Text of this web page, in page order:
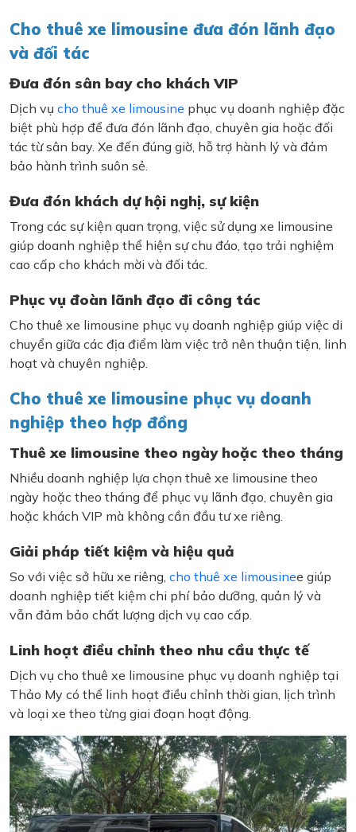
Cho thuê xe limousine đưa đón lãnh đạo
và đối tác
Đưa đón sân bay cho khách VIP
Dịch vụ cho thuê xe limousine phục vụ doanh nghiệp đặc
biệt phù hợp để đưa đón lãnh đạo, chuyên gia hoặc đối
tác từ sân bay. Xe đến đúng giờ, hỗ trợ hành lý và đảm
bảo hành trình suôn sẻ.
Đưa đón khách dự hội nghị, sự kiện
Trong các sự kiện quan trọng, việc sử dụng xe limousine
giúp doanh nghiệp thể hiện sự chu đáo, tạo trải nghiệm
cao cấp cho khách mời và đối tác.
Phục vụ đoàn lãnh đạo đi công tác
Cho thuê xe limousine phục vụ doanh nghiệp giúp việc di
chuyển giữa các địa điểm làm việc trở nên thuận tiện, linh
hoạt và chuyên nghiệp.
Cho thuê xe limousine phục vụ doanh
nghiệp theo hợp đồng
Thuê xe limousine theo ngày hoặc theo tháng
Nhiều doanh nghiệp lựa chọn thuê xe limousine theo
ngày hoặc theo tháng để phục vụ lãnh đạo, chuyên gia
hoặc khách VIP mà không cần đầu tư xe riêng.
Giải pháp tiết kiệm và hiệu quả
So với việc sở hữu xe riêng, cho thuê xe limousinee giúp
doanh nghiệp tiết kiệm chi phí bảo dưỡng, quản lý và
vẫn đảm bảo chất lượng dịch vụ cao cấp.
Linh hoạt điều chỉnh theo nhu cầu thực tế
Dịch vụ cho thuê xe limousine phục vụ doanh nghiệp tại
Thảo My có thể linh hoạt điều chỉnh thời gian, lịch trình
và loại xe theo từng giai đoạn hoạt động.